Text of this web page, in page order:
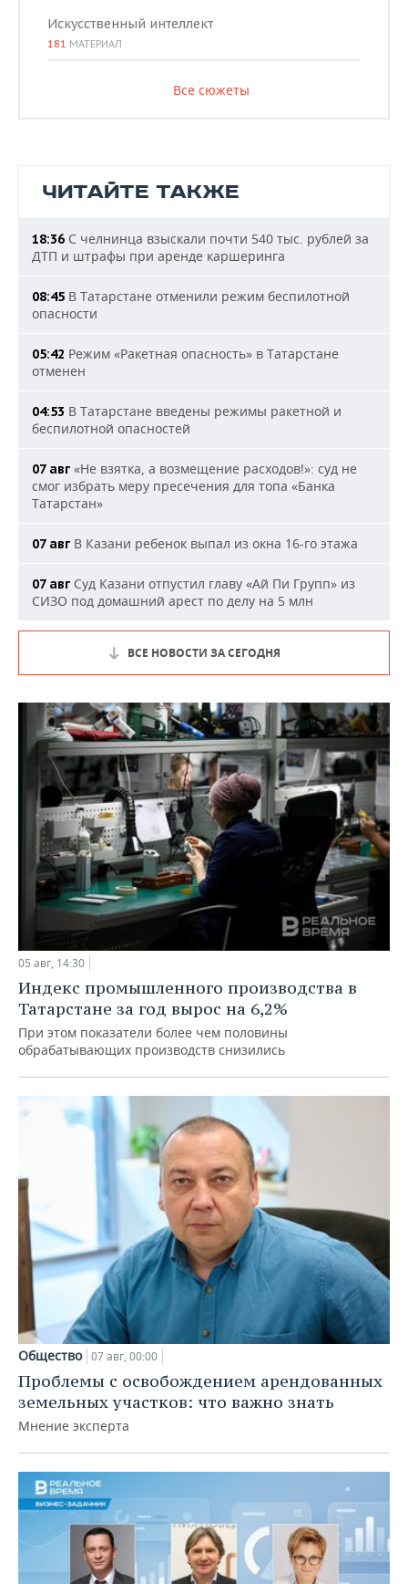
Искусственный интеллект
181 МАТЕРИАЛ
Все сюжеты
ЧИТАЙТЕ ТАКЖЕ
18:36 С челнинца взыскали почти 540 тыс. рублей за
ДТП и штрафы при аренде каршеринга
08:45 В Татарстане отменили режим беспилотной
опасности
05:42 Режим «Ракетная опасность» в Татарстане
отменен
04:53 В Татарстане введены режимы ракетной и
беспилотной опасностей
07 авг «Не взятка, а возмещение расходов!»: суд не
смог избрать меру пресечения для топа «Банка
Татарстан»
07 авг В Казани ребенок выпал из окна 16-го этажа
07 авг Суд Казани отпустил главу «Ай Пи Групп» из
СИЗО под домашний арест по делу на 5 млн
ВСЕ НОВОСТИ ЗА СЕГОДНЯ
05 авг, 14:30
Индекс промышленного производства в
Татарстане за год вырос на 6,2%
При этом показатели более чем половины
обрабатывающих производств снизились
Общество 07 авг, 00:00
Проблемы с освобождением арендованных
земельных участков: что важно знать
Мнение эксперта